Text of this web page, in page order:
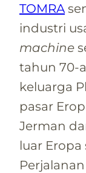
TOMRA
industri
machine
tahun 70-
keluarga
pasar
Jerman
luar